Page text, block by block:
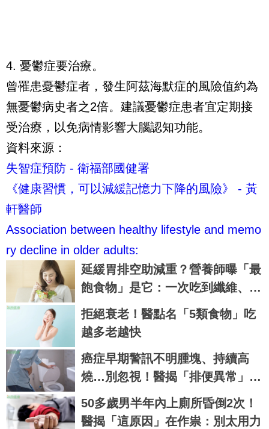
4. 憂鬱症要治療。
曾罹患憂鬱症者，發生阿茲海默症的風險值約為
無憂鬱病史者之2倍。建議憂鬱症患者宜定期接
受治療，以免病情影響大腦認知功能。
資料來源：
失智症預防 - 衛福部國健署
《健康習慣，可以減緩記憶力下降的風險》 - 黃
軒醫師
Association between healthy lifestyle and memo
ry decline in older adults:
延緩胃排空助減重？營養師曝「最
飽食物」是它：一次吃到纖維、蛋
白質、油脂
拒絕衰老！醫點名「5類食物」吃
越多老越快
癌症早期警訊不明腫塊、持續高
燒…別忽視！醫揭「排便異常」也
可能是癌症前兆
50多歲男半年內上廁所昏倒2次！
醫揭「這原因」在作祟：別太用力